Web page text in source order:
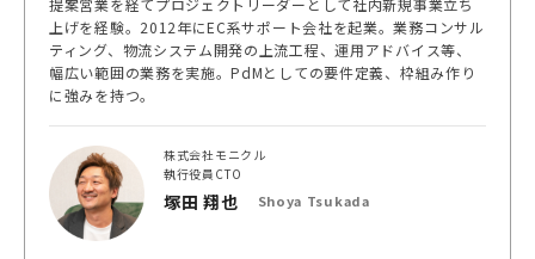
提案営業を経てプロジェクトリーダーとして社内新規事業立ち
上げを経験。2012年にEC系サポート会社を起業。業務コンサル
ティング、物流システム開発の上流工程、運用アドバイス等、
幅広い範囲の業務を実施。PdMとしての要件定義、枠組み作り
に強みを持つ。
株式会社モニクル
執行役員CTO
塚田 翔也 Shoya Tsukada